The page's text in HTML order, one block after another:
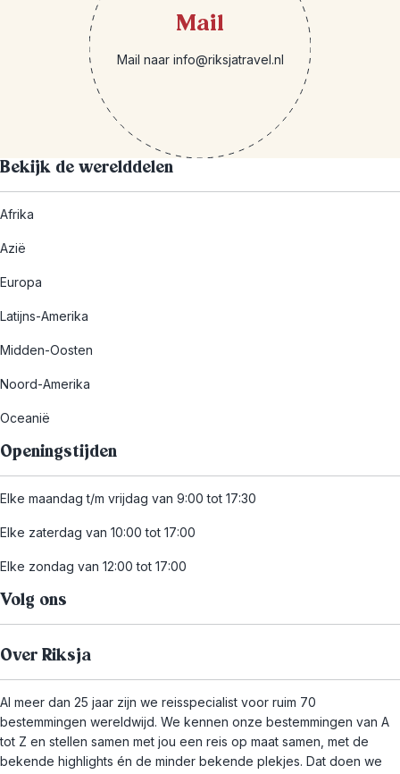
Mail
Mail naar info@riksjatravel.nl
Bekijk de werelddelen
Afrika
Azië
Europa
Latijns-Amerika
Midden-Oosten
Noord-Amerika
Oceanië
Openingstijden
Elke maandag t/m vrijdag van 9:00 tot 17:30
Elke zaterdag van 10:00 tot 17:00
Elke zondag van 12:00 tot 17:00
Volg ons
Over Riksja
Al meer dan 25 jaar zijn we reisspecialist voor ruim 70
bestemmingen wereldwijd. We kennen onze bestemmingen van A
tot Z en stellen samen met jou een reis op maat samen, met de
bekende highlights én de minder bekende plekjes. Dat doen we